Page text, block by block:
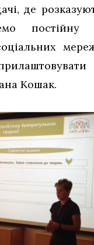
де
постійну
Кошак.